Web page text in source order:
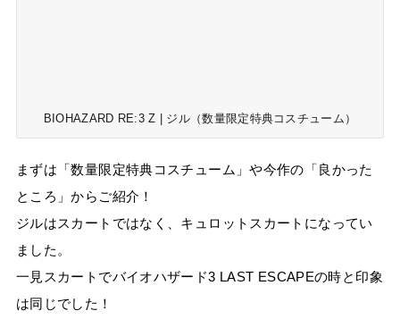
BIOHAZARD RE:3 Z | ジル（数量限定特典コスチューム）
まずは「数量限定特典コスチューム」や今作の「良かった
ところ」からご紹介！
ジルはスカートではなく、キュロットスカートになってい
ました。
一見スカートでバイオハザード3 LAST ESCAPEの時と印象
は同じでした！